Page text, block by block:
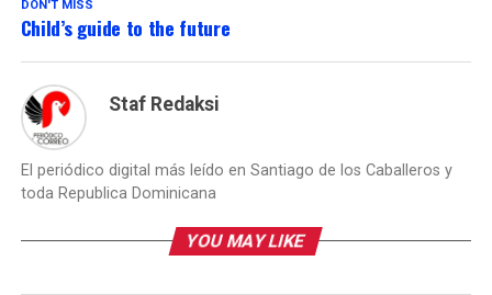
DON'T MISS
Child’s guide to the future
Staf Redaksi
El periódico digital más leído en Santiago de los Caballeros y
toda Republica Dominicana
YOU MAY LIKE